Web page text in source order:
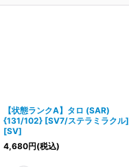
【状態ランクA】タロ (SAR)
{131/102} [SV7/ステラミラクル]
[SV]
4,680円(税込)